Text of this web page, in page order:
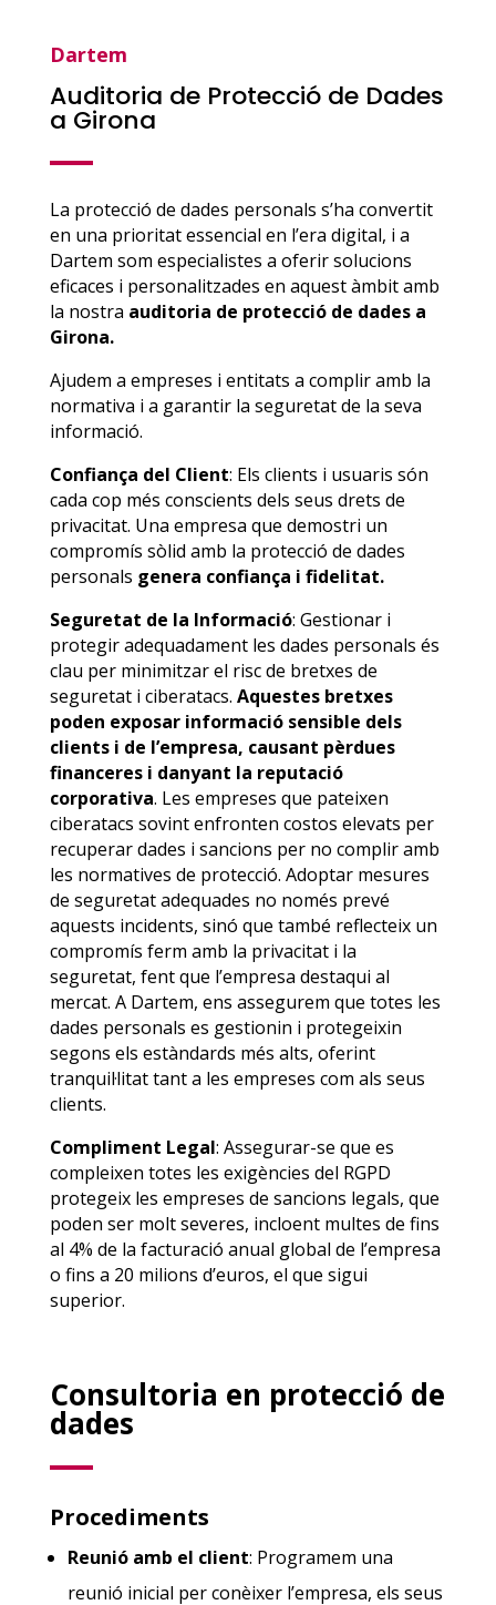
Dartem
Auditoria de Protecció de Dades
a Girona
La protecció de dades personals s’ha convertit
en una prioritat essencial en l’era digital, i a
Dartem som especialistes a oferir solucions
eficaces i personalitzades en aquest àmbit amb
la nostra auditoria de protecció de dades a
Girona.
Ajudem a empreses i entitats a complir amb la
normativa i a garantir la seguretat de la seva
informació.
Confiança del Client: Els clients i usuaris són
cada cop més conscients dels seus drets de
privacitat. Una empresa que demostri un
compromís sòlid amb la protecció de dades
personals genera confiança i fidelitat.
Seguretat de la Informació: Gestionar i
protegir adequadament les dades personals és
clau per minimitzar el risc de bretxes de
seguretat i ciberatacs. Aquestes bretxes
poden exposar informació sensible dels
clients i de l’empresa, causant pèrdues
financeres i danyant la reputació
corporativa. Les empreses que pateixen
ciberatacs sovint enfronten costos elevats per
recuperar dades i sancions per no complir amb
les normatives de protecció. Adoptar mesures
de seguretat adequades no només prevé
aquests incidents, sinó que també reflecteix un
compromís ferm amb la privacitat i la
seguretat, fent que l’empresa destaqui al
mercat. A Dartem, ens assegurem que totes les
dades personals es gestionin i protegeixin
segons els estàndards més alts, oferint
tranquil·litat tant a les empreses com als seus
clients.
Compliment Legal: Assegurar-se que es
compleixen totes les exigències del RGPD
protegeix les empreses de sancions legals, que
poden ser molt severes, incloent multes de fins
al 4% de la facturació anual global de l’empresa
o fins a 20 milions d’euros, el que sigui
superior.
Consultoria en protecció de
dades
Procediments
Reunió amb el client: Programem una
reunió inicial per conèixer l’empresa, els seus